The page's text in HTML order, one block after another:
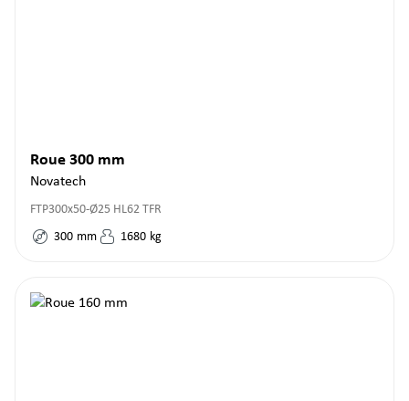
Roue 300 mm
Novatech
FTP300x50-Ø25 HL62 TFR
300 mm 1680 kg